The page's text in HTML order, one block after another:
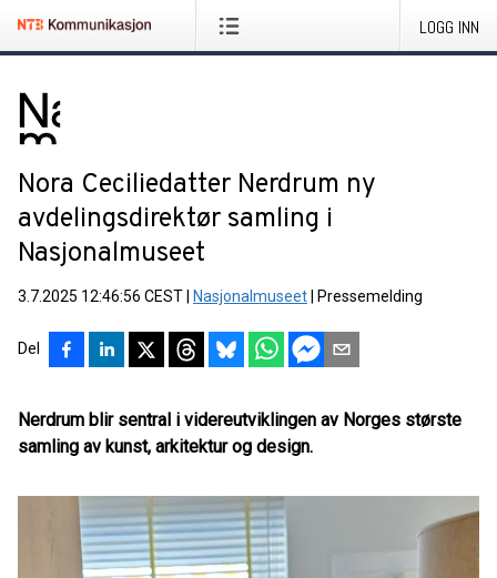
LOGG INN
Nora Ceciliedatter Nerdrum ny
avdelingsdirektør samling i
Nasjonalmuseet
3.7.2025 12:46:56 CEST Nasjonalmuseet Pressemelding
Del
Nerdrum blir sentral i videreutviklingen av Norges største
samling av kunst, arkitektur og design.